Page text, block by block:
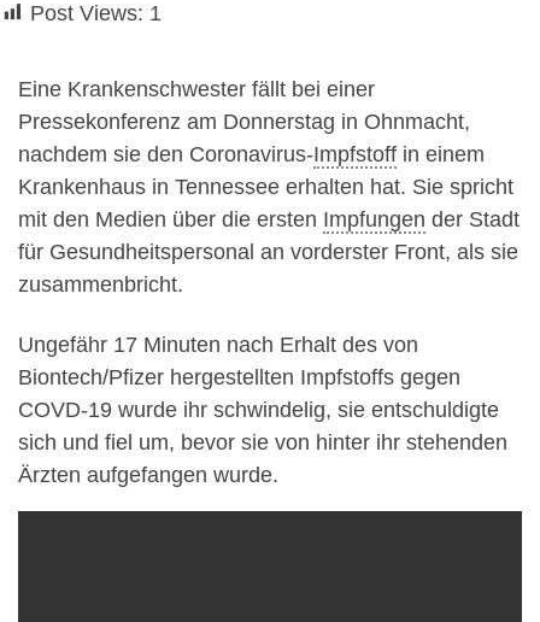
Post Views: 1
Eine Krankenschwester fällt bei einer
Pressekonferenz am Donnerstag in Ohnmacht,
nachdem sie den Coronavirus-Impfstoff in einem
Krankenhaus in Tennessee erhalten hat. Sie spricht
mit den Medien über die ersten Impfungen der Stadt
für Gesundheitspersonal an vorderster Front, als sie
zusammenbricht.
Ungefähr 17 Minuten nach Erhalt des von
Biontech/Pfizer hergestellten Impfstoffs gegen
COVD-19 wurde ihr schwindelig, sie entschuldigte
sich und fiel um, bevor sie von hinter ihr stehenden
Ärzten aufgefangen wurde.